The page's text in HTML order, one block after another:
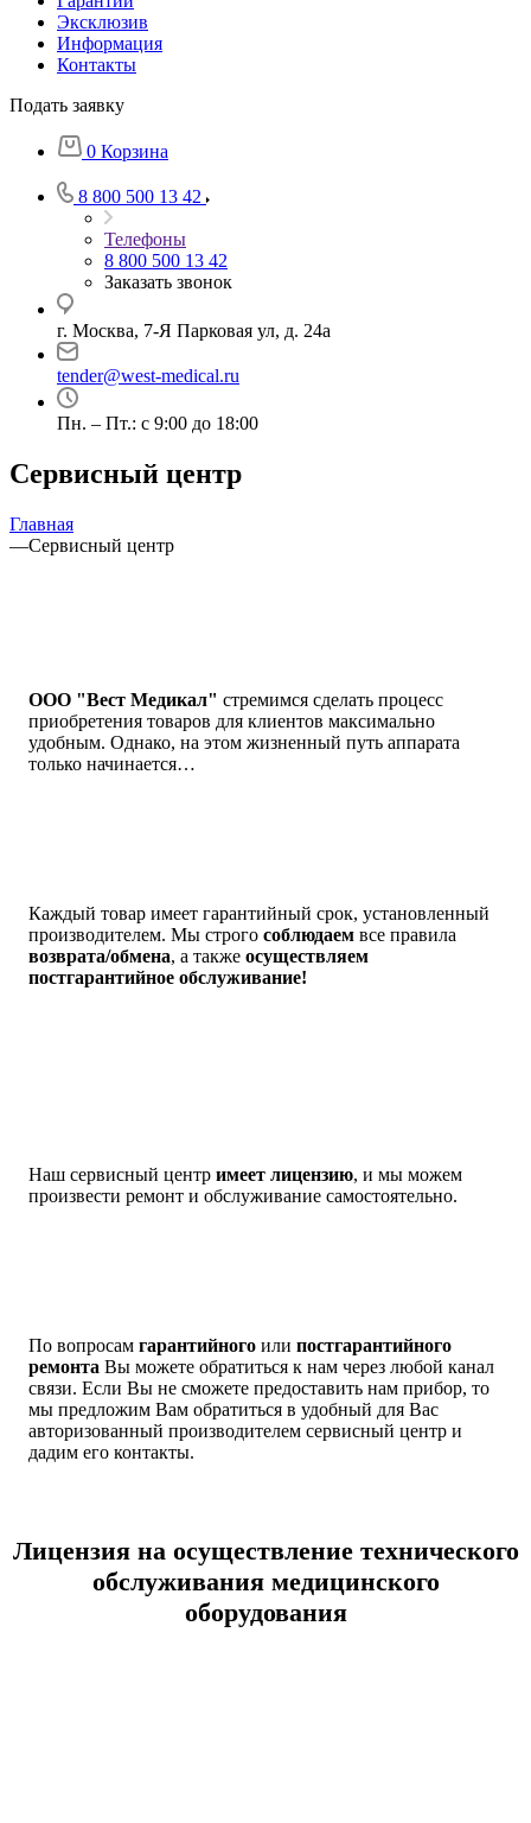
Эксклюзив
Информация
Контакты
Подать заявку
0 Корзина
8 800 500 13 42
Телефоны
8 800 500 13 42
Заказать звонок
г. Москва, 7-Я Парковая ул, д. 24а
tender@west-medical.ru
Пн. – Пт.: с 9:00 до 18:00
Сервисный центр
Главная
—Сервисный центр
ООО "Вест Медикал" стремимся сделать процесс
приобретения товаров для клиентов максимально
удобным. Однако, на этом жизненный путь аппарата
только начинается…
Каждый товар имеет гарантийный срок, установленный
производителем. Мы строго соблюдаем все правила
возврата/обмена, а также осуществляем
постгарантийное обслуживание!
Наш сервисный центр имеет лицензию, и мы можем
произвести ремонт и обслуживание самостоятельно.
По вопросам гарантийного или постгарантийного
ремонта Вы можете обратиться к нам через любой канал
связи. Если Вы не сможете предоставить нам прибор, то
мы предложим Вам обратиться в удобный для Вас
авторизованный производителем сервисный центр и
дадим его контакты.
Лицензия на осуществление технического
обслуживания медицинского
оборудования